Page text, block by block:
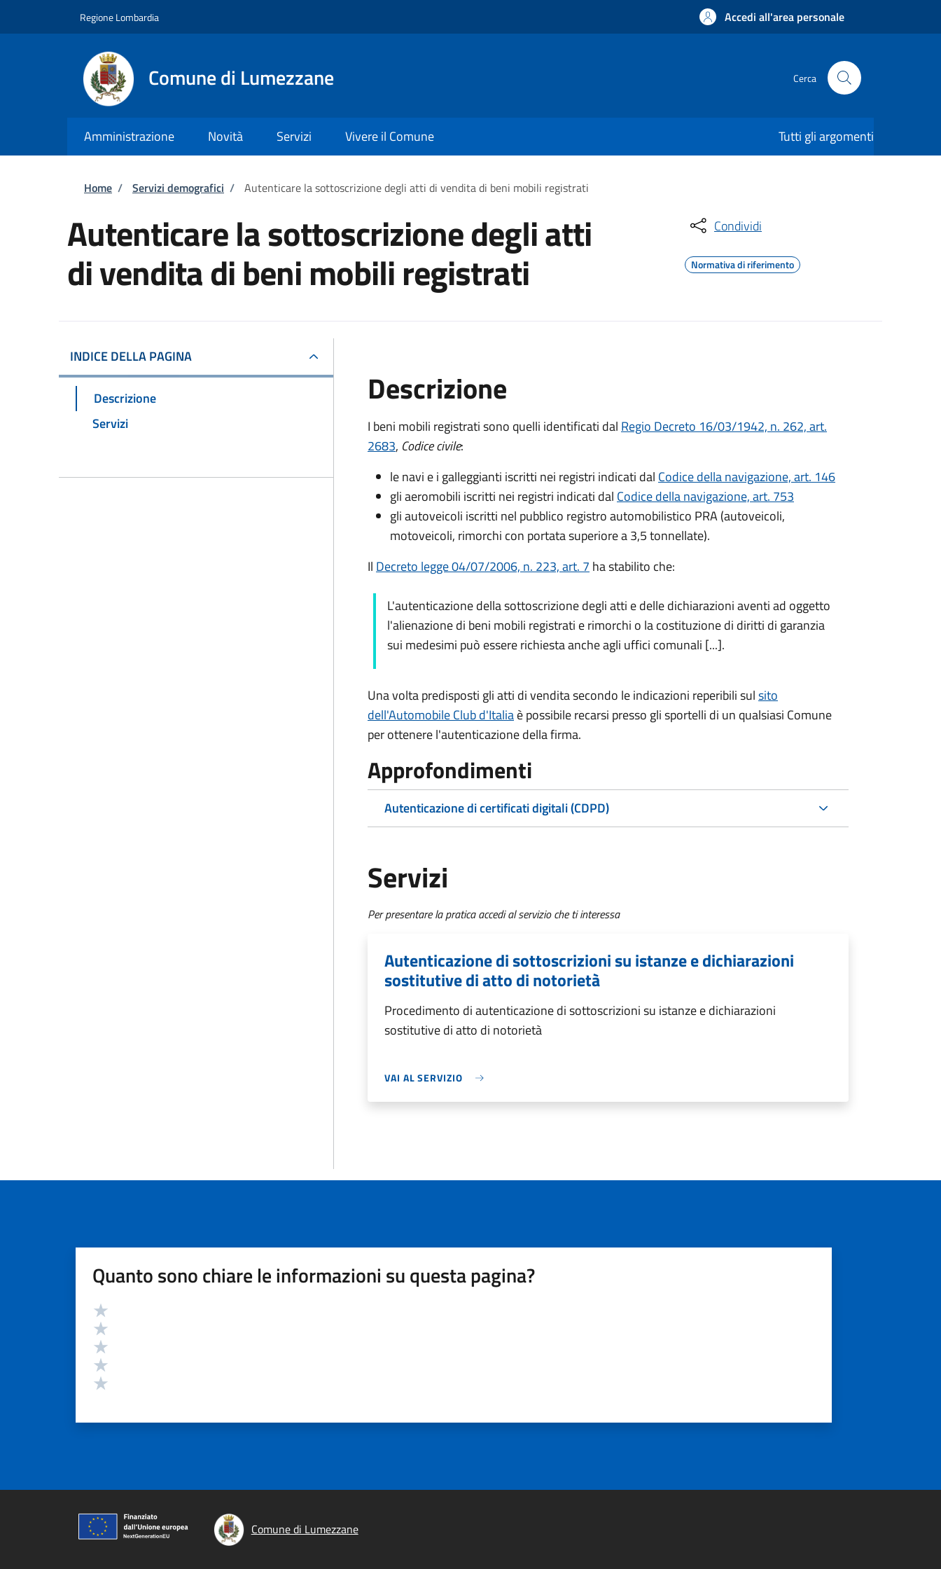
Regione Lombardia Accedi all'area personale
Comune di Lumezzane Cerca
Amministrazione Novità Servizi Vivere il Comune Tutti gli argomenti
Briciole di pane
Home / Servizi demografici / Autenticare la sottoscrizione degli atti di vendita di beni mobili registrati
Autenticare la sottoscrizione degli atti
di vendita di beni mobili registrati
Condividi
Normativa di riferimento
INDICE DELLA PAGINA
Descrizione
Servizi
Descrizione
I beni mobili registrati sono quelli identificati dal Regio Decreto 16/03/1942, n. 262, art.
2683, Codice civile:
le navi e i galleggianti iscritti nei registri indicati dal Codice della navigazione, art. 146
gli aeromobili iscritti nei registri indicati dal Codice della navigazione, art. 753
gli autoveicoli iscritti nel pubblico registro automobilistico PRA (autoveicoli,
motoveicoli, rimorchi con portata superiore a 3,5 tonnellate).
Il Decreto legge 04/07/2006, n. 223, art. 7 ha stabilito che:
L'autenticazione della sottoscrizione degli atti e delle dichiarazioni aventi ad oggetto
l'alienazione di beni mobili registrati e rimorchi o la costituzione di diritti di garanzia
sui medesimi può essere richiesta anche agli uffici comunali [...].
Una volta predisposti gli atti di vendita secondo le indicazioni reperibili sulsito
dell'Automobile Club d'Italiaè possibile recarsi presso gli sportelli di un qualsiasi Comune
per ottenere l'autenticazione della firma.
Approfondimenti
Autenticazione di certificati digitali (CDPD)
Servizi
Per presentare la pratica accedi al servizio che ti interessa
Autenticazione di sottoscrizioni su istanze e dichiarazioni
sostitutive di atto di notorietà
Procedimento di autenticazione di sottoscrizioni su istanze e dichiarazioni
sostitutive di atto di notorietà
VAI AL SERVIZIO
Quanto sono chiare le informazioni su questa pagina?
Valutazione
Comune di Lumezzane